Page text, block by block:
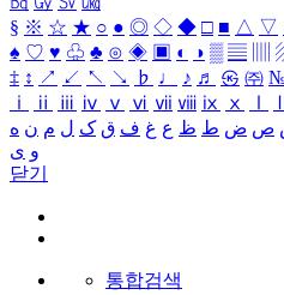
§ ※ ☆ ★ ○ ● ◎ ◇ ◆ □ ■ △ ▽
♠ ♡ ♥ ♧ ♣ ⊙ ◈ ▣ ◐ ◑ ▒ ▤
‡ ↕ ↗ ↙ ↖ ↘ ♭ ♩ ♪ ♬ ㉿ ㈜
ⅰ
ⅱ ⅲ ⅳ ⅴ ⅵ ⅶ ⅷ ⅸ ⅹ
ص ض ط ظ ع غ ف ق ک ل م ن ه
و ی
닫기
통합검색